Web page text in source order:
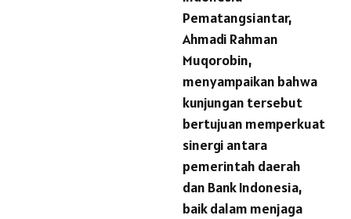
Pematangsiantar,
Ahmadi Rahman
Muqorobin,
menyampaikan bahwa
kunjungan tersebut
bertujuan memperkuat
sinergi antara
pemerintah daerah
dan Bank Indonesia,
baik dalam menjaga